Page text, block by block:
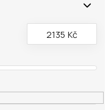
2135 Kč